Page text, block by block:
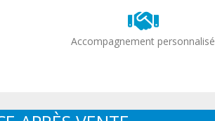
Accompagnement personnalisé